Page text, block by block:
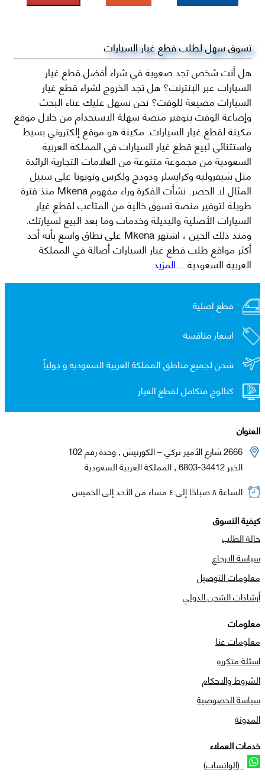
تسوق سهل لطلب قطع غيار السيارات
هل أنت شخص تجد صعوبة في شراء أفضل قطع غيار
السيارات عبر الإنترنت؟ هل تجد الخروج لشراء قطع غيار
السيارات مضيعة للوقت؟ نحن نسهل عليك عناء البحث
وإضاعة الوقت بتوفير منصة سهلة الاستخدام من خلال موقع
مكينة لقطع غيار السيارات. مكينة هو موقع إلكتروني بسيط
واستثنائي لبيع قطع غيار السيارات في المملكة العربية
السعودية من مجموعة متنوعة من العلامات التجارية الرائدة
مثل شيفروليه وكرايسلر ودودج ولكزس وتويوتا على سبيل
المثال لا الحصر. نشأت الفكرة وراء مفهوم Mkena منذ فترة
طويلة لتوفير منصة تسوق خالية من المتاعب لقطع غيار
السيارات الأصلية والبديلة وخدمات وما بعد البيع لسيارتك.
ومنذ ذلك الحين ، اشتهر Mkena على نطاق واسع بأنه أحد
أكثر مواقع طلب قطع غيار السيارات أصالة في المملكة
العربية السعودية...المزيد
قطع اصلية
اسعار منافسة
شحن لجميع مناطق المملكة العربية السعوديه ودولياً
كتالوج متكامل لقطع الغيار
العنوان
2666 شارع الأمير تركي – الكورنيش , وحدة رقم 102
الخبر 34412-6803 , المملكة العربية السعودية
الساعة ٨ صباحًا إلى ٤ مساء من الأحد إلى الخميس
كيفية التسوق
حالة الطلب
سياسة الارجاع
معلومات التوصيل
أرشادات الشحن الدولي
معلومات
معلومات عنا
اسئلة متكرره
الشروط والاحكام
سياسة الخصوصية
المدونة
خدمات العملاء
(الواتساب)